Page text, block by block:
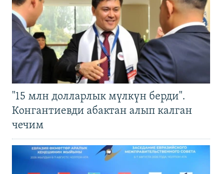
"15 млн долларлык мүлкүн берди".
Конгантиевди абактан алып калган
чечим